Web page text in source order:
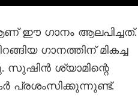
ഈ ഗാനം ആലപിച്ചത്.
ഗാനത്തിന് മികച്ച
സുഷിൻ ശ്യാമിന്റെ
പ്രശംസിക്കുന്നുണ്ട്.